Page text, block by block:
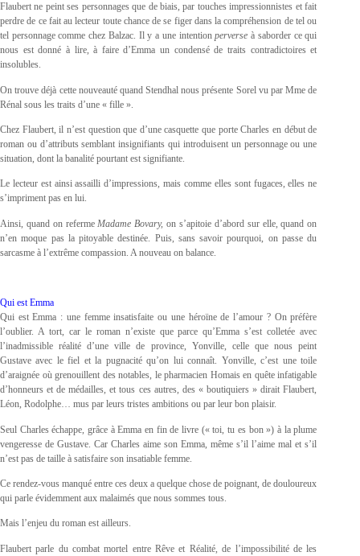
Flaubert ne peint ses personnages que de biais, par touches impressionnistes et fait
perdre de ce fait au lecteur toute chance de se figer dans la compréhension de tel ou
tel personnage comme chez Balzac. Il y a une intentionperverse à saborder ce qui
nous est donné à lire, à faire d’Emma un condensé de traits contradictoires et
insolubles.
On trouve déjà cette nouveauté quand Stendhal nous présente Sorel vu par Mme de
Rénal sous les traits d’une « fille ».
Chez Flaubert, il n’est question que d’une casquette que porte Charles en début de
roman ou d’attributs semblant insignifiants qui introduisent un personnage ou une
situation, dont la banalité pourtant est signifiante.
Le lecteur est ainsi assailli d’impressions, mais comme elles sont fugaces, elles ne
s’impriment pas en lui.
Ainsi, quand on referme Madame Bovary, on s’apitoie d’abord sur elle, quand on
n’en moque pas la pitoyable destinée. Puis, sans savoir pourquoi, on passe du
sarcasme à l’extrême compassion. A nouveau on balance.
Qui est Emma
Qui est Emma : une femme insatisfaite ou une héroïne de l’amour ? On préfère
l’oublier. A tort, car le roman n’existe que parce qu’Emma s’est colletée avec
l’inadmissible réalité d’une ville de province, Yonville, celle que nous peint
Gustave avec le fiel et la pugnacité qu’on lui connaît. Yonville, c’est une toile
d’araignée où grenouillent des notables, le pharmacien Homais en quête infatigable
d’honneurs et de médailles, et tous ces autres, des « boutiquiers » dirait Flaubert,
Léon, Rodolphe… mus par leurs tristes ambitions ou par leur bon plaisir.
Seul Charles échappe, grâce à Emma en fin de livre (« toi, tu es bon ») à la plume
vengeresse de Gustave. Car Charles aime son Emma, même s’il l’aime mal et s’il
n’est pas de taille à satisfaire son insatiable femme.
Ce rendez-vous manqué entre ces deux a quelque chose de poignant, de douloureux
qui parle évidemment aux malaimés que nous sommes tous.
Mais l’enjeu du roman est ailleurs.
Flaubert parle du combat mortel entre Rêve et Réalité, de l’impossibilité de les